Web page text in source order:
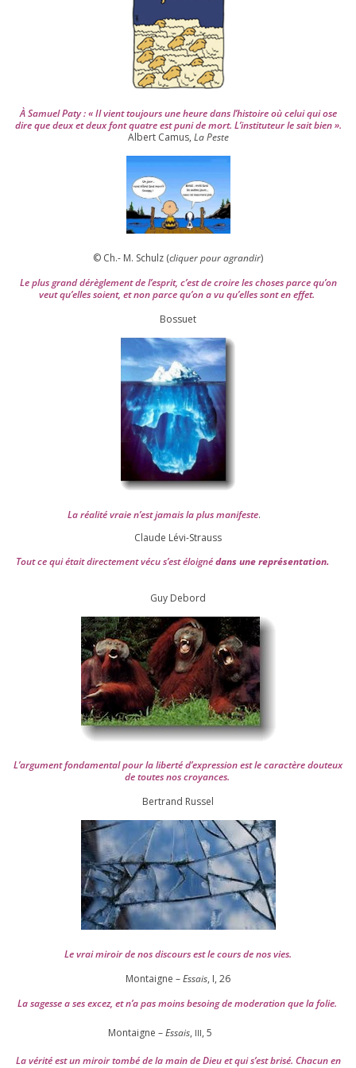
À Samuel Paty : « Il vient tou­jours une heure dans l’his­toire où celui qui ose
dire que deux et deux font quatre est puni de mort. L’instituteur le sait bien ».
Albert Camus, La Peste
© Ch.- M. Schulz (cli­quer pour agran­dir)
Le plus grand dérè­gle­ment de l’es­prit, c’est de croire les choses parce qu’on
veut qu’elles soient, et non parce qu’on a vu qu’elles sont en effet.
Bossuet
La réa­lité vraie n’est jamais la plus mani­feste.
Claude Lévi-Strauss
Tout ce qui était direc­te­ment vécu s’est éloi­gnédans une repré­sen­ta­tion.
Guy Debord
L’argument fon­da­men­tal pour la liber­té d’expression est le carac­tère dou­teux
de toutes nos croyances.
Ber­trand Russel
Le vrai miroir de nos dis­cours est le cours de nos vies.
Montaigne –Essais, I, 26
La sagesse a ses excez, et n’a pas moins besoing de mode­ra­tion que la folie.
Montaigne –Essais, III, 5
La véri­té est un miroir tom­bé de la main de Dieu et qui s’est bri­sé. Chacun en